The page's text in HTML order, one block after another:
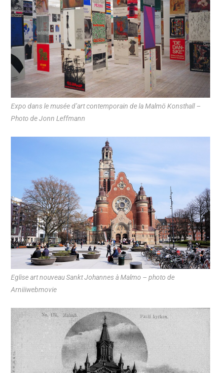
Expo dans le musée d’art contemporain de la Malmö Konsthall –
Photo de Jonn Leffmann
Eglise art nouveau Sankt Johannes à Malmo – photo de
Arniiiwebmovie